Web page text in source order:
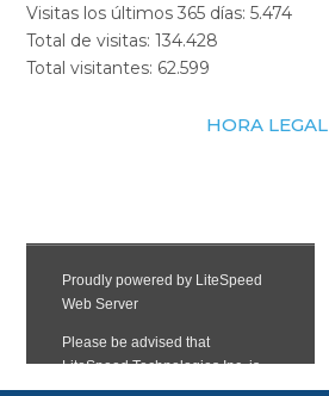
Visitas los últimos 365 días:5.474
Total de visitas:134.428
Total visitantes: 62.599
HORA LEGAL